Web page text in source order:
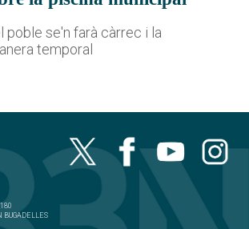
poble se'n farà càrrec i la
temporal
BUGADELLES